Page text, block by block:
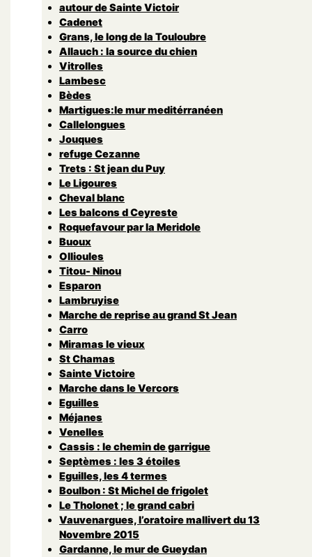
autour de Sainte Victoir
Cadenet
Grans, le long de la Touloubre
Allauch : la source du chien
Vitrolles
Lambesc
Bèdes
Martigues:le mur meditérranéen
Callelongues
Jouques
refuge Cezanne
Trets : St jean du Puy
Le Ligoures
Cheval blanc
Les balcons d Ceyreste
Roquefavour par la Meridole
Buoux
Ollioules
Titou- Ninou
Esparon
Lambruyise
Marche de reprise au grand St Jean
Carro
Miramas le vieux
St Chamas
Sainte Victoire
Marche dans le Vercors
Eguilles
Méjanes
Venelles
Cassis : le chemin de garrigue
Septèmes : les 3 étoiles
Eguilles, les 4 termes
Boulbon : St Michel de frigolet
Le Tholonet ; le grand cabri
Vauvenargues, l’oratoire mallivert du 13
Novembre 2015
Gardanne, le mur de Gueydan